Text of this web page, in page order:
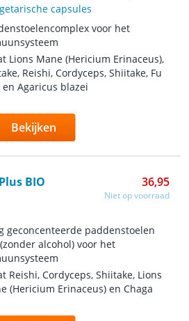
capsules
voor het
Lions Mane (Hericium Erinaceus),
Reishi, Cordyceps, Shiitake, Fu
en Agaricus blazei
Bekijken
BIO 36,95
Niet op voorraad
geconcenteerde paddenstoelen
alcohol) voor het
Reishi, Cordyceps, Shiitake, Lions
(Hericium Erinaceus) en Chaga